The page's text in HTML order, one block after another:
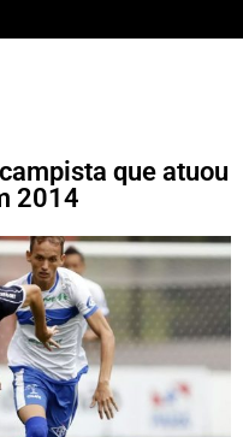
que atuou
2014